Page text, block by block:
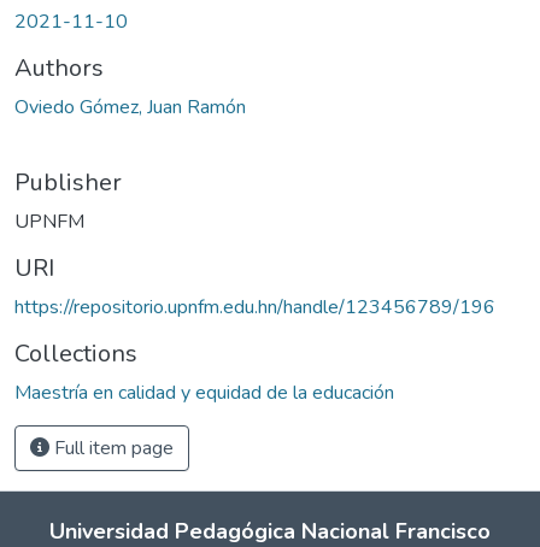
2021-11-10
Authors
Oviedo Gómez, Juan Ramón
Publisher
UPNFM
URI
https://repositorio.upnfm.edu.hn/handle/123456789/196
Collections
Maestría en calidad y equidad de la educación
Full item page
Universidad Pedagógica Nacional Francisco